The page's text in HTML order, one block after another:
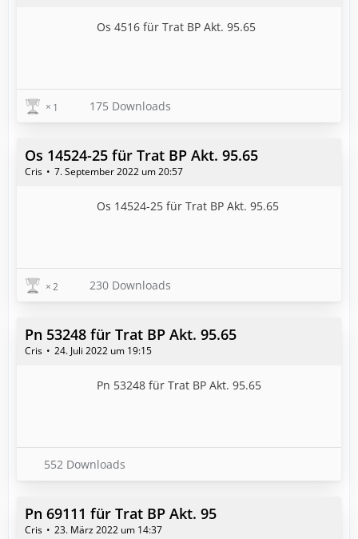
Os 4516 für Trat BP Akt. 95.65
1 175 Downloads
Os 14524-25 für Trat BP Akt. 95.65
Cris 7. September 2022 um 20:57
Os 14524-25 für Trat BP Akt. 95.65
2 230 Downloads
Pn 53248 für Trat BP Akt. 95.65
Cris 24. Juli 2022 um 19:15
Pn 53248 für Trat BP Akt. 95.65
552 Downloads
Pn 69111 für Trat BP Akt. 95
Cris 23. März 2022 um 14:37